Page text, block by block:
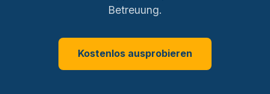
Betreuung.
Kostenlos ausprobieren